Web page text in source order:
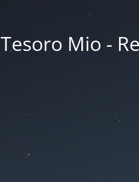
Tesoro Mio -